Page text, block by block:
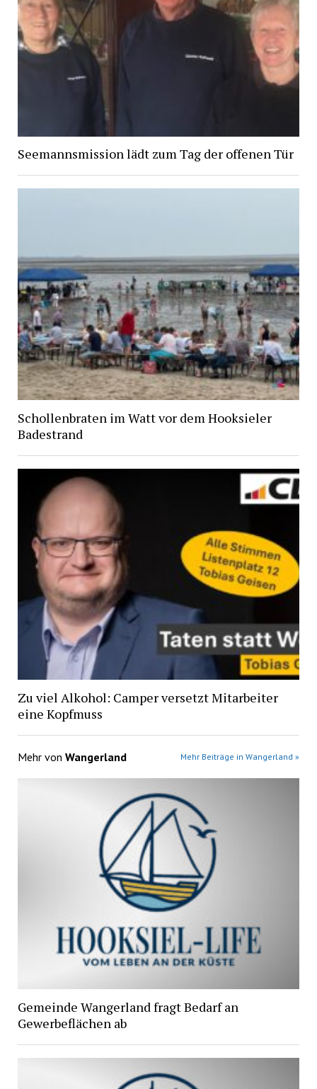
Seemannsmission lädt zum Tag der offenen Tür
Schollenbraten im Watt vor dem Hooksieler
Badestrand
Zu viel Alkohol: Camper versetzt Mitarbeiter
eine Kopfmuss
Mehr von Wangerland Mehr Beiträge in Wangerland »
Gemeinde Wangerland fragt Bedarf an
Gewerbeflächen ab